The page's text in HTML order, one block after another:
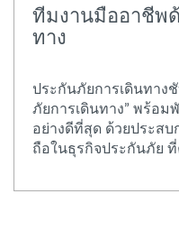
ทีมงานมืออาชีพ
ทาง
ประกันภัยการเดินทาง
ภัยการเดินทาง” พร้อ
อย่างดีที่สุด ด้วยประส
ถือในธุรกิจประกันภัย